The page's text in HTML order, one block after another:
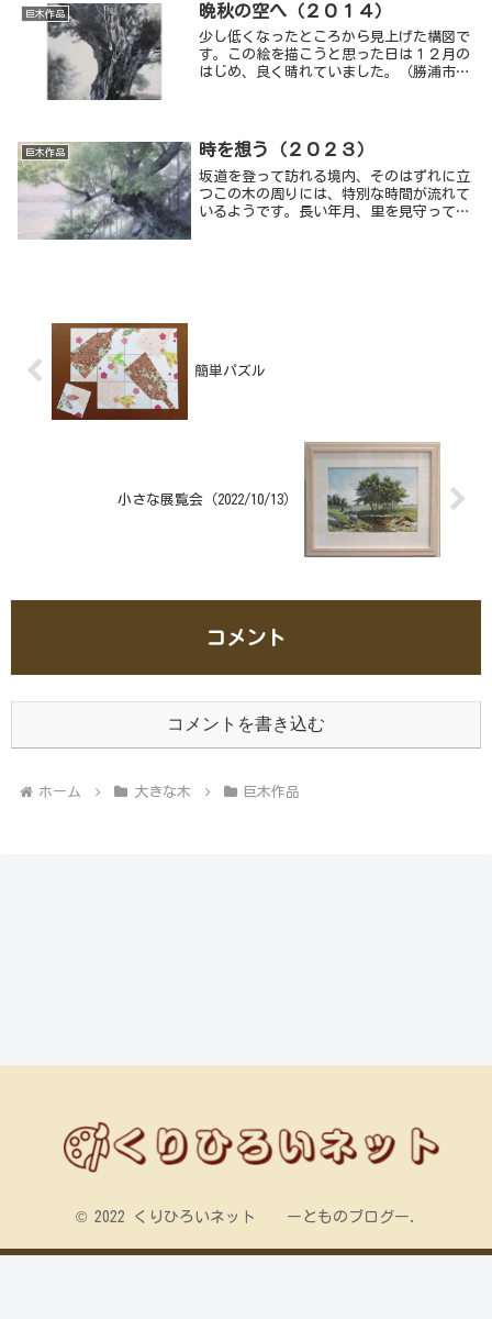
巨木作品 晩秋の空へ（２０１４）
少し低くなったところから見上げた構図で
す。この絵を描こうと思った日は１２月の
はじめ、良く晴れていました。（勝浦市
巨木作品 時を想う（２０２３）
坂道を登って訪れる境内、そのはずれに立
つこの木の周りには、特別な時間が流れて
いるようです。長い年月、里を見守って来
簡単パズル
小さな展覧会（2022/10/13）
コメント
コメントを書き込む
ホーム 大きな木 巨木作品
© 2022 くりひろいネット ーとものブログー.